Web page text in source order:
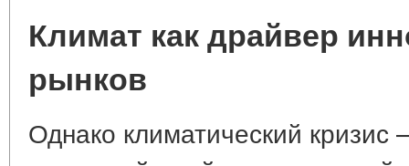
Климат как драйвер
рынков
Однако климатический кризис